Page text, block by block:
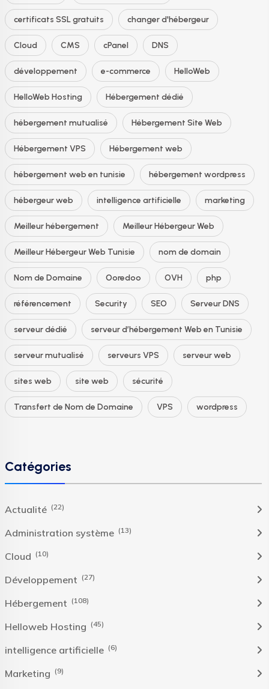
certificats SSL gratuits changer d'hébergeur
Cloud CMS cPanel DNS
développement e-commerce HelloWeb
HelloWeb Hosting Hébergement dédié
hébergement mutualisé Hébergement Site Web
Hébergement VPS Hébergement web
hébergement web en tunisie hébergement wordpress
hébergeur web intelligence artificielle marketing
Meilleur hébergement Meilleur Hébergeur Web
Meilleur Hébergeur Web Tunisie nom de domain
Nom de Domaine Ooredoo OVH php
référencement Security SEO Serveur DNS
serveur dédié serveur d’hébergement Web en Tunisie
serveur mutualisé serveurs VPS serveur web
sites web site web sécurité
Transfert de Nom de Domaine VPS wordpress
Catégories
Actualité (22)
Administration système (13)
Cloud (10)
Développement (27)
Hébergement (108)
Helloweb Hosting (45)
intelligence artificielle (6)
Marketing (9)